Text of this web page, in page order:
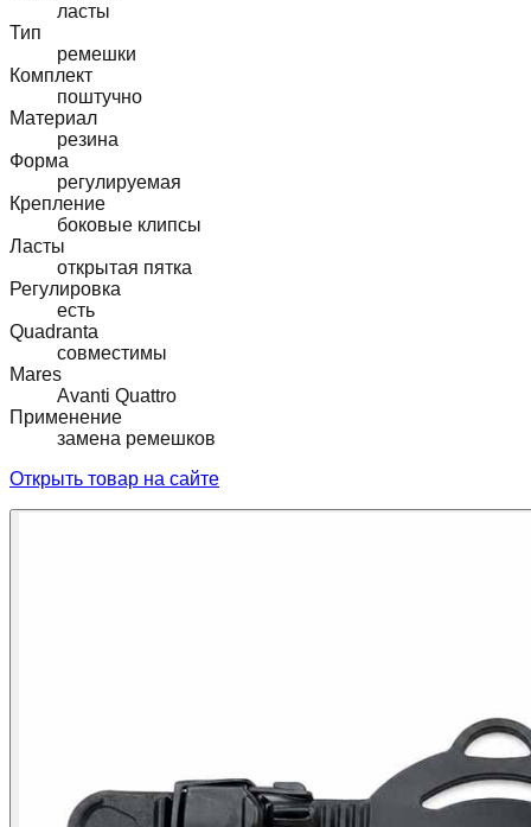
ласты
Тип
ремешки
Комплект
поштучно
Материал
резина
Форма
регулируемая
Крепление
боковые клипсы
Ласты
открытая пятка
Регулировка
есть
Quadranta
совместимы
Mares
Avanti Quattro
Применение
замена ремешков
Открыть товар на сайте